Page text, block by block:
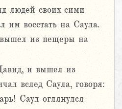
людей своих сими
им восстать на Саула.
из пещеры на
и вышел из
вслед Саула, говоря:
Саул оглянулся